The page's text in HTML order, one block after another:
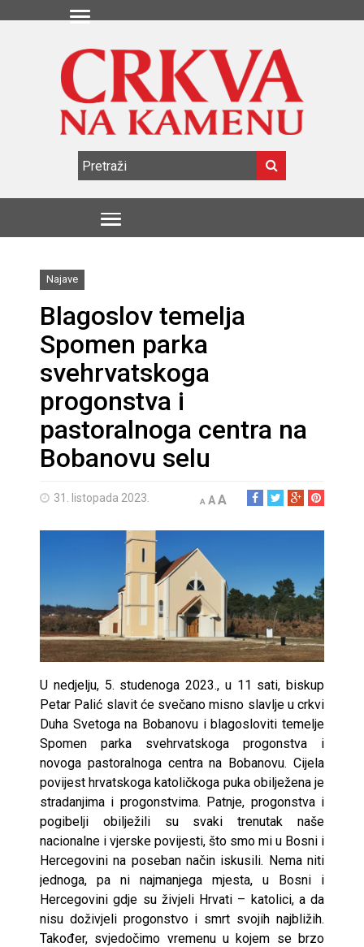
Najave
Blagoslov temelja
Spomen parka
svehrvatskoga
progonstva i
pastoralnoga centra na
Bobanovu selu
31. listopada 2023. A AA
U nedjelju, 5. studenoga 2023., u 11 sati, biskup
Petar Palić slavit će svečano misno slavlje u crkvi
Duha Svetoga na Bobanovu i blagosloviti temelje
Spomen parka svehrvatskoga progonstva i
novoga pastoralnoga centra na Bobanovu. Cijela
povijest hrvatskoga katoličkoga puka obilježena je
stradanjima i progonstvima. Patnje, progonstva i
pogibelji obilježili su svaki trenutak naše
nacionalne i vjerske povijesti, što smo mi u Bosni i
Hercegovini na poseban način iskusili. Nema niti
jednoga, pa ni najmanjega mjesta, u Bosni i
Hercegovini gdje su živjeli Hrvati – katolici, a da
nisu doživjeli progonstvo i smrt svojih najbližih.
Također, svjedočimo vremenu u kojem se brzo